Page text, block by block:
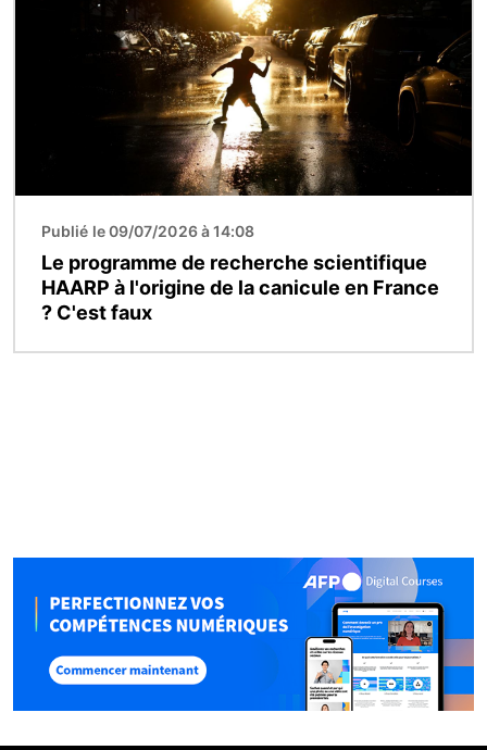
Publié le 09/07/2026 à 14:08
Le programme de recherche scientifique
HAARP à l'origine de la canicule en France
? C'est faux